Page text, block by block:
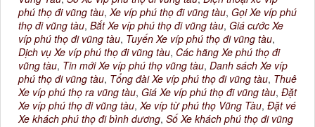
phú thọ đi vũng tàu, Xe víp phú thọ đi vũng tàu, Gọi Xe víp phú
thọ đi vũng tàu, Bắt Xe víp phú thọ đi vũng tàu, Giá cước Xe
víp phú thọ đi vũng tàu, Tuyến Xe víp phú thọ đi vũng tàu,
Dịch vụ Xe víp phú thọ đi vũng tàu, Các hãng Xe phú thọ đi
vũng tàu, Tin mới Xe víp phú thọ vũng tàu, Danh sách Xe víp
phú thọ đi vũng tàu, Tổng đài Xe víp phú thọ đi vũng tàu, Thuê
Xe víp phú thọ ra vũng tàu, Giá Xe víp phú thọ đi vũng tàu, Đặt
Xe víp phú thọ đi vũng tàu, Xe víp từ phú thọ Vũng Tàu, Đặt vé
Xe khách phú thọ đi bình dương, Số Xe khách phú thọ đi vũng